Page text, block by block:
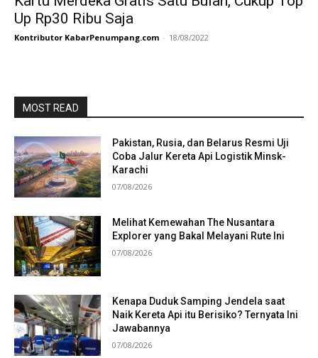
Up Rp30 Ribu Saja
Kontributor KabarPenumpang.com - 18/08/2022
MOST READ
Pakistan, Rusia, dan Belarus Resmi Uji
Coba Jalur Kereta Api Logistik Minsk-
Karachi
07/08/2026
Melihat Kemewahan The Nusantara
Explorer yang Bakal Melayani Rute Ini
07/08/2026
Kenapa Duduk Samping Jendela saat
Naik Kereta Api itu Berisiko? Ternyata Ini
Jawabannya
07/08/2026